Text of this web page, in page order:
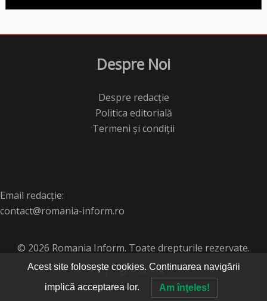
Despre Noi
Despre redacție
Politica editorială
Termeni și condiții
Email redacție:
contact@romania-inform.ro
© 2026 Romania Inform. Toate drepturile rezervate.
Acest site foloseşte cookies. Continuarea navigării
implică acceptarea lor. Am înţeles!